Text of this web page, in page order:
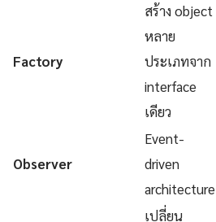
Factory
สร้าง object
หลาย
ประเภทจาก
interface
เดียว
Observer
Event-
driven
architecture
เปลี่ยน